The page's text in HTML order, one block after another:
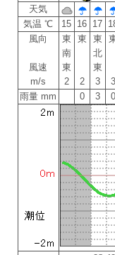
天気
気温 ℃
15 16 17
風向
風速
m/s
東
南
東
2
東
2
東
北
東
3
3
雨量 mm
0 3 0